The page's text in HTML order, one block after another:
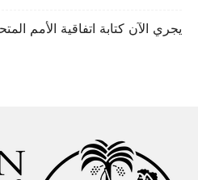
يجري الآن كتابة اتفاقية الأمم